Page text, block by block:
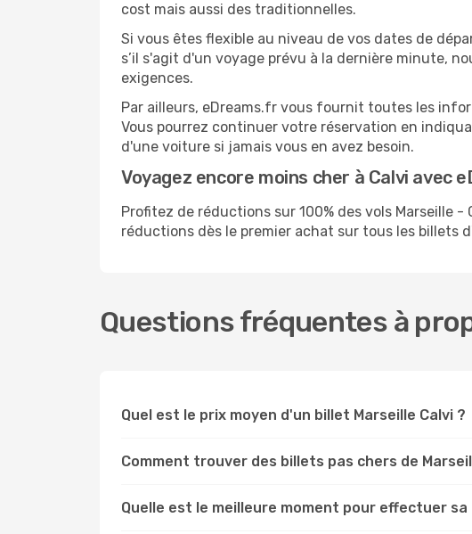
cost mais aussi des traditionnelles.
Si vous êtes flexible au niveau de vos dates de
s’il s'agit d'un voyage prévu à la dernière minute,
exigences.
Par ailleurs, eDreams.fr vous fournit toutes les
Vous pourrez continuer votre réservation en
d'une voiture si jamais vous en avez besoin.
Voyagez encore moins cher à Calvi avec
Profitez de réductions sur 100% des vols Marseille
réductions dès le premier achat sur tous les billets
Questions fréquentes à
Quel est le prix moyen d'un billet Marseille Calvi ?
Comment trouver des billets pas chers de
Quelle est le meilleure moment pour effectuer